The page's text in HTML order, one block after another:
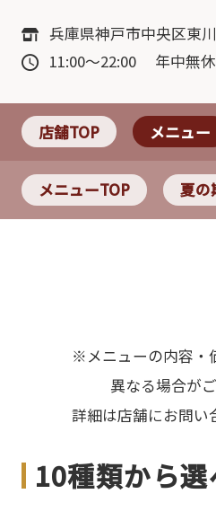
兵庫県神戸市中央区東
11:00～22:00 年中無休
店舗TOP メニュー
メニューTOP 夏の
※メニューの内容・
異なる場合がご
詳細は店舗にお問い
10種類から